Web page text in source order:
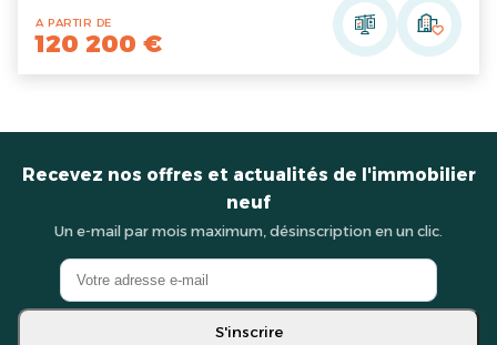
A PARTIR DE
120 200 €
Recevez nos offres et actualités de l'immobilier
neuf
Un e-mail par mois maximum, désinscription en un clic.
S'inscrire